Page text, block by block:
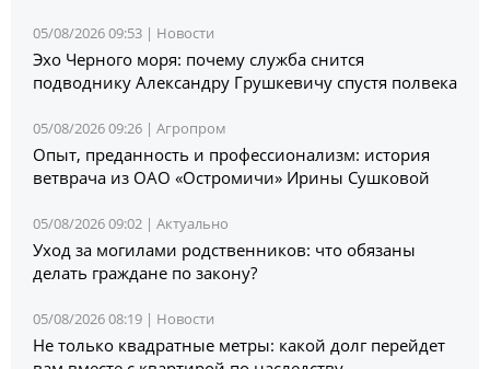
05/08/2026 09:53 | Новости
Эхо Черного моря: почему служба снится
подводнику Александру Грушкевичу спустя полвека
05/08/2026 09:26 | Агропром
Опыт, преданность и профессионализм: история
ветврача из ОАО «Остромичи» Ирины Сушковой
05/08/2026 09:02 | Актуально
Уход за могилами родственников: что обязаны
делать граждане по закону?
05/08/2026 08:19 | Новости
Не только квадратные метры: какой долг перейдет